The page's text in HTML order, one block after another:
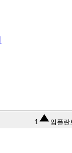
1 임플란